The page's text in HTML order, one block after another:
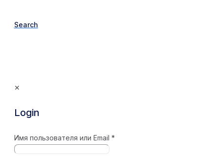
Search
✕
Login
Имя пользователя или Email *